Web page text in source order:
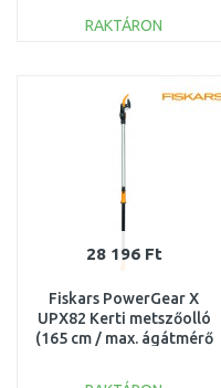
RAKTÁRON
Összehasonlítás
28 196 Ft
Fiskars PowerGear X
UPX82 Kerti metszőolló
(165 cm / max. ágátmérő